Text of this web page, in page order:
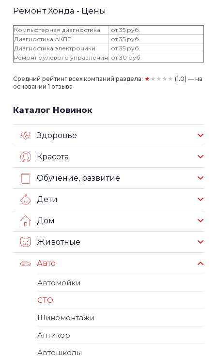
Ремонт Хонда - Цены
Компьютерная диагностика
от 35 руб.
Диагностика АКПП
от 35 руб.
Диагностика электроники
от 35 руб.
Ремонт рулевого управления от 30 руб.
Средний рейтинг всех компаний раздела: ★★★★★ (1.0) — на
основании 1 отзыва
Каталог Новинок
Здоровье
Красота
Обучение, развитие
Дети
Дом
Животные
Авто
Автомойки
СТО
Шиномонтажи
Антикор
Автошколы